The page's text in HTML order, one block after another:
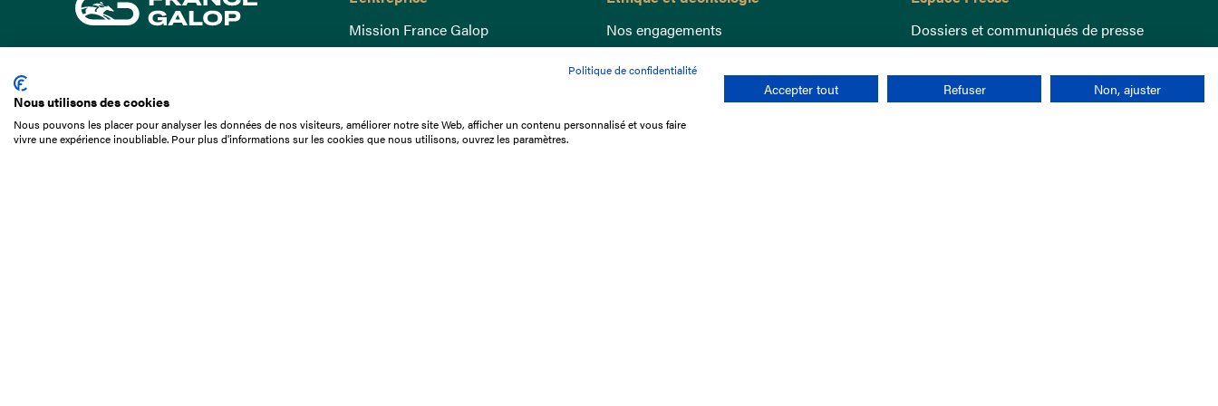
01 49 10 20 29
Mission France Galop
Gouvernance
Comprendre les courses
Docuthèque
Nos engagements
Lutte anti-dopage
Bien être equin
Index Egalité Femmes-Hommes
Jeu responsable
Dossiers et communiqués de presse
Politique de confidentialité
Nous utilisons des cookies
Nous pouvons les placer pour analyser les données de nos visiteurs, améliorer notre site Web, afficher un contenu personnalisé et vous faire
vivre une expérience inoubliable. Pour plus d'informations sur les cookies que nous utilisons, ouvrez les paramètres.
Accepter tout Refuser Non, ajuster